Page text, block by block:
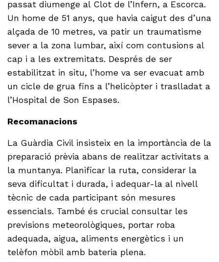
passat diumenge al Clot de l’Infern, a Escorca.
Un home de 51 anys, que havia caigut des d’una
alçada de 10 metres, va patir un traumatisme
sever a la zona lumbar, així com contusions al
cap i a les extremitats. Després de ser
estabilitzat in situ, l’home va ser evacuat amb
un cicle de grua fins a l’helicòpter i traslladat a
l’Hospital de Son Espases.
Recomanacions
La Guàrdia Civil insisteix en la importància de la
preparació prèvia abans de realitzar activitats a
la muntanya. Planificar la ruta, considerar la
seva dificultat i durada, i adequar-la al nivell
tècnic de cada participant són mesures
essencials. També és crucial consultar les
previsions meteorològiques, portar roba
adequada, aigua, aliments energètics i un
telèfon mòbil amb bateria plena.